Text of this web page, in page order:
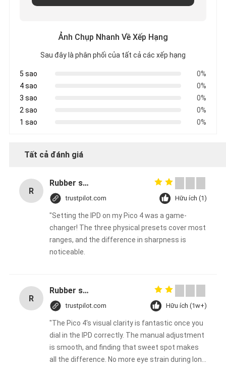
TRANG
WEB
CHÍNH
MẬT
Ảnh Chụp Nhanh Về Xếp Hạng
Sau đây là phân phối của tất cả các xếp hạng
5 sao
0%
4 sao
0%
3 sao
0%
2 sao
0%
1 sao
0%
Tất cả đánh giá
R
Rubber solid forklift tires For material handling forklift
trustpilot.com Hữu ích (1)
"Setting the IPD on my Pico 4 was a game-
changer! The three physical presets cover most
ranges, and the difference in sharpness is
noticeable.
R
Rubber solid forklift tires For material handling forklift
trustpilot.com Hữu ích (1w+)
"The Pico 4's visual clarity is fantastic once you
dial in the IPD correctly. The manual adjustment
is smooth, and finding that sweet spot makes
all the difference. No more eye strain during long